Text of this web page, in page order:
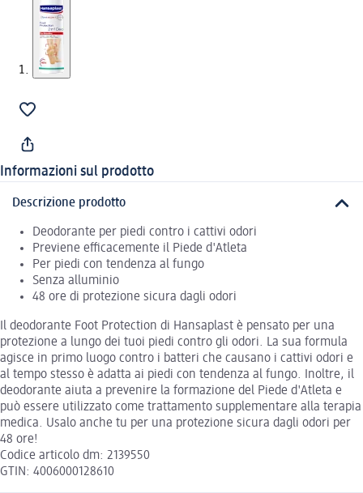
Informazioni sul prodotto
Descrizione prodotto
Deodorante per piedi contro i cattivi odori
Previene efficacemente il Piede d'Atleta
Per piedi con tendenza al fungo
Senza alluminio
48 ore di protezione sicura dagli odori
Il deodorante Foot Protection di Hansaplast è pensato per una
protezione a lungo dei tuoi piedi contro gli odori. La sua formula
agisce in primo luogo contro i batteri che causano i cattivi odori e
al tempo stesso è adatta ai piedi con tendenza al fungo. Inoltre, il
deodorante aiuta a prevenire la formazione del Piede d'Atleta e
può essere utilizzato come trattamento supplementare alla terapia
medica. Usalo anche tu per una protezione sicura dagli odori per
48 ore!
Codice articolo dm: 2139550
GTIN: 4006000128610